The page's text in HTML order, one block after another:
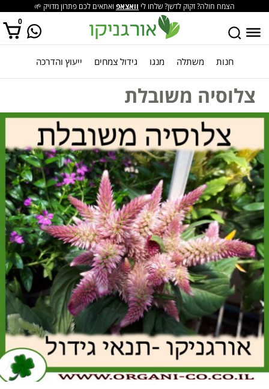
הצמח חולה? זקוק לדשן? שלחו לי וואצאפ ואתאים לכם פתרון מדויק 🌱
0
אין מוצרים בסל הקניות. חנות משתלה מנגו גידול צמחים ייעוץ והדרכה
צלוסיה משובלת